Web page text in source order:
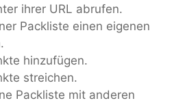
ihrer URL abrufen.
Packliste einen eigenen
hinzufügen.
streichen.
Packliste mit anderen